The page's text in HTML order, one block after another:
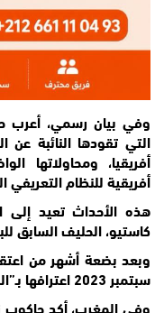
وفي بيان رسمي، أعرب
التي تقودها النائبة
أفريقيا، ومحاولاتها
أفريقية للنظام التعريفي
هذه الأحداث تعيد إلى
كاستيو، الحليف السابق
وبعد بضعة أشهر من
سبتمبر 2023 اعترافها بـ”البوليساريو” .
وفي المغرب، أكد جاكوب